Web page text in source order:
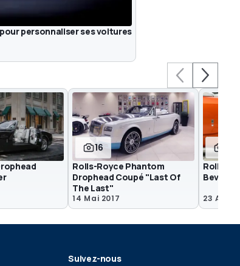
personnaliser ses voitures
16
Rolls-Royce Phantom
Drophead Coupé "Last Of
The Last"
14 Mai 2017
Rolls-
Beverly
23 Aoû
Suivez-nous